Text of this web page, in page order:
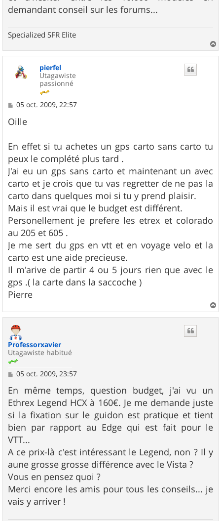
demandant conseil sur les forums...
Specialized SFR Elite
a
pierfel
Utagawiste
passionné
M
s
s
g
e
05 oct. 2009, 22:57
Oille
En effet si tu achetes un gps carto sans carto tu
peux le complété plus tard .
J'ai eu un gps sans carto et maintenant un avec
carto et je crois que tu vas regretter de ne pas la
carto dans quelques moi si tu y prend plaisir.
Mais il est vrai que le budget est différent.
Personellement je prefere les etrex et colorado
au 205 et 605 .
Je me sert du gps en vtt et en voyage velo et la
carto est une aide precieuse.
Il m'arive de partir 4 ou 5 jours rien que avec le
gps .( la carte dans la saccoche )
Pierre
a
Professorxavier
Utagawiste habitué
M
s
s
a
g
e
05 oct. 2009, 23:57
En même temps, question budget, j'ai vu un
Ethrex Legend HCX à 160€. Je me demande juste
si la fixation sur le guidon est pratique et tient
bien par rapport au Edge qui est fait pour le
VTT...
A ce prix-là c'est intéressant le Legend, non ? Il y
aune grosse grosse différence avec le Vista ?
Vous en pensez quoi ?
Merci encore les amis pour tous les conseils... je
vais y arriver !